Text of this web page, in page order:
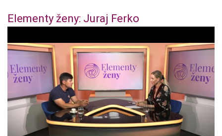
Elementy ženy: Juraj Ferko
f
4
m
i
t
e